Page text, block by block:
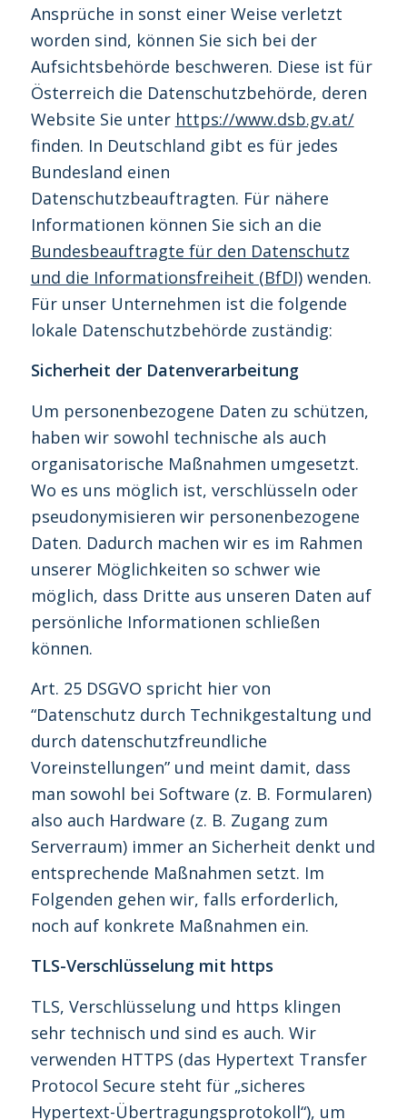
Ansprüche in sonst einer Weise verletzt
worden sind, können Sie sich bei der
Aufsichtsbehörde beschweren. Diese ist für
Österreich die Datenschutzbehörde, deren
Website Sie unter https://www.dsb.gv.at/
finden. In Deutschland gibt es für jedes
Bundesland einen
Datenschutzbeauftragten. Für nähere
Informationen können Sie sich an die
Bundesbeauftragte für den Datenschutz
und die Informationsfreiheit (BfDI)wenden.
Für unser Unternehmen ist die folgende
lokale Datenschutzbehörde zuständig:
Sicherheit der Datenverarbeitung
Um personenbezogene Daten zu schützen,
haben wir sowohl technische als auch
organisatorische Maßnahmen umgesetzt.
Wo es uns möglich ist, verschlüsseln oder
pseudonymisieren wir personenbezogene
Daten. Dadurch machen wir es im Rahmen
unserer Möglichkeiten so schwer wie
möglich, dass Dritte aus unseren Daten auf
persönliche Informationen schließen
können.
Art. 25 DSGVO spricht hier von
“Datenschutz durch Technikgestaltung und
durch datenschutzfreundliche
Voreinstellungen” und meint damit, dass
man sowohl bei Software (z. B. Formularen)
also auch Hardware (z. B. Zugang zum
Serverraum) immer an Sicherheit denkt und
entsprechende Maßnahmen setzt. Im
Folgenden gehen wir, falls erforderlich,
noch auf konkrete Maßnahmen ein.
TLS-Verschlüsselung mit https
TLS, Verschlüsselung und https klingen
sehr technisch und sind es auch. Wir
verwenden HTTPS (das Hypertext Transfer
Protocol Secure steht für „sicheres
Hypertext-Übertragungsprotokoll“), um